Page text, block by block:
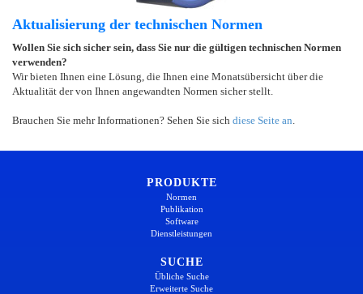
Aktualisierung der technischen Normen
Wollen Sie sich sicher sein, dass Sie nur die gültigen technischen Normen
verwenden?
Wir bieten Ihnen eine Lösung, die Ihnen eine Monatsübersicht über die
Aktualität der von Ihnen angewandten Normen sicher stellt.
Brauchen Sie mehr Informationen? Sehen Sie sich diese Seite an
PRODUKTE
Normen
Publikation
Software
Dienstleistungen
SUCHE
Übliche Suche
Erweiterte Suche